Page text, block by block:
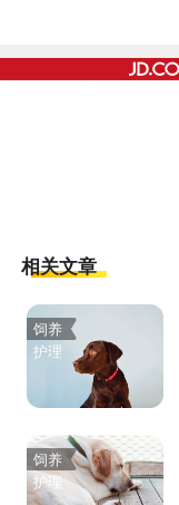
相关文章
饲养
护理
饲养
护理